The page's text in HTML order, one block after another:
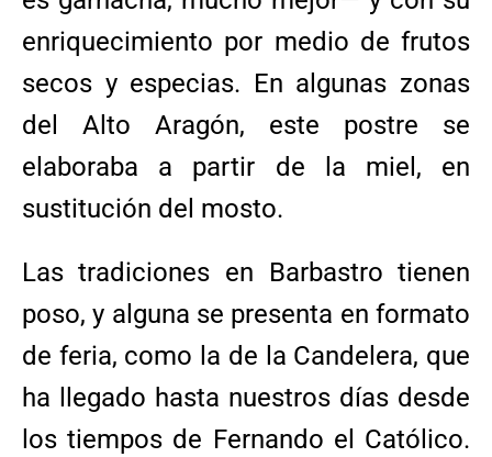
enriquecimiento por medio de frutos
secos y especias. En algunas zonas
del Alto Aragón, este postre se
elaboraba a partir de la miel, en
sustitución del mosto.
Las tradiciones en Barbastro tienen
poso, y alguna se presenta en formato
de feria, como la de la Candelera, que
ha llegado hasta nuestros días desde
los tiempos de Fernando el Católico.